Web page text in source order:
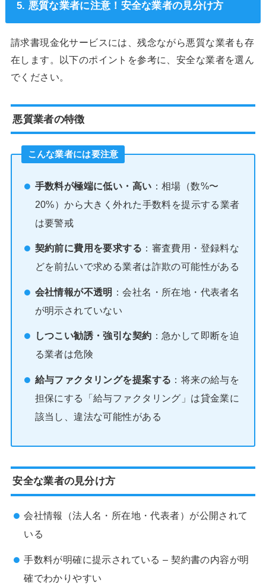
5. 悪質な業者に注意！安全な業者の見分け方
請求書現金化サービスには、残念ながら悪質な業者も存
在します。以下のポイントを参考に、安全な業者を選ん
でください。
悪質業者の特徴
こんな業者には要注意
手数料が極端に低い・高い ：相場（数%〜
20%）から大きく外れた手数料を提示する業者
は要警戒
契約前に費用を要求する ：審査費用・登録料な
どを前払いで求める業者は詐欺の可能性がある
会社情報が不透明 ：会社名・所在地・代表者名
が明示されていない
しつこい勧誘・強引な契約 ：急かして即断を迫
る業者は危険
給与ファクタリングを提案する ：将来の給与を
担保にする「給与ファクタリング」は貸金業に
該当し、違法な可能性がある
安全な業者の見分け方
会社情報（法人名・所在地・代表者）が公開されて
いる
手数料が明確に提示されている – 契約書の内容が明
確でわかりやすい